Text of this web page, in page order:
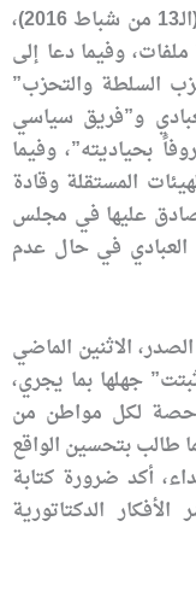
يذكر أن زعيم التيار الصدري، أطلق، في (الـ13 من شباط 2016)،
وفيما دعا إلى
السلطة والتحزب”
و”فريق سياسي
بحياديته”، وفيما
المستقلة وقادة
عليها في مجلس
في حال عدم
الاثنين الماضي
جهلها بما يجري،
حصة لكل مواطن من
طالب بتحسين الواقع
أكد ضرورة كتابة
الدكتاتورية